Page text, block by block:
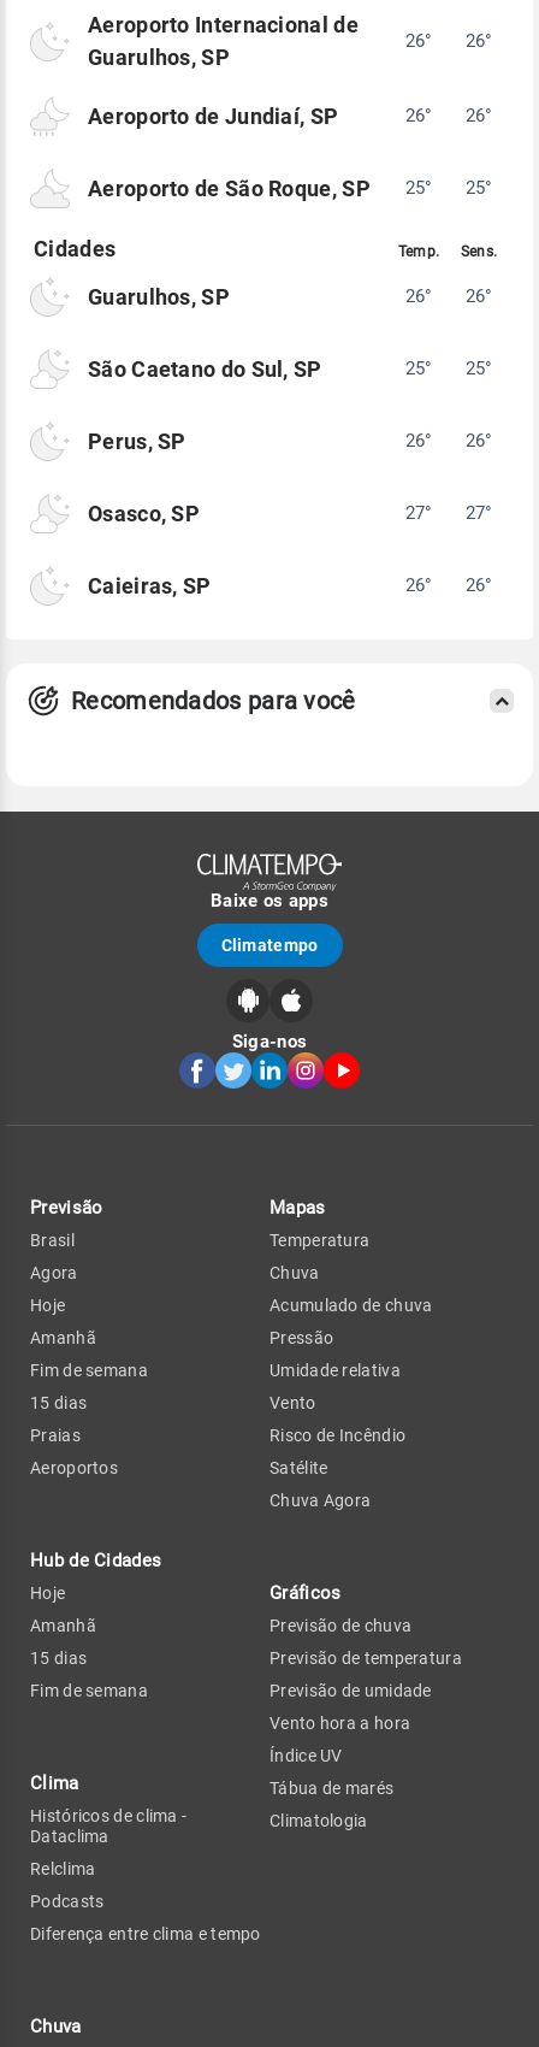
Aeroporto Internacional de
Guarulhos, SP
26° 26°
Aeroporto de Jundiaí, SP 26° 26°
Aeroporto de São Roque, SP 25° 25°
Guarulhos, SP 26° 26°
São Caetano do Sul, SP 25° 25°
Perus, SP 26° 26°
Osasco, SP 27° 27°
Caieiras, SP 26° 26°
Recomendados para você
Baixe os apps
Climatempo
Siga-nos
Previsão
Brasil
Agora
Hoje
Amanhã
Fim de semana
15 dias
Praias
Aeroportos
Hub de Cidades
Hoje
Amanhã
15 dias
Fim de semana
Clima
Históricos de clima -
Dataclima
Relclima
Podcasts
Diferença entre clima e tempo
Chuva
Mapas
Temperatura
Chuva
Acumulado de chuva
Pressão
Umidade relativa
Vento
Risco de Incêndio
Satélite
Chuva Agora
Gráficos
Previsão de chuva
Previsão de temperatura
Previsão de umidade
Vento hora a hora
Índice UV
Tábua de marés
Climatologia